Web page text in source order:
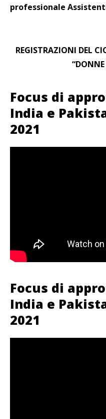
professionale
REGISTRAZIONI DEL
Focus di
India e
2021
Focus di
India e
2021